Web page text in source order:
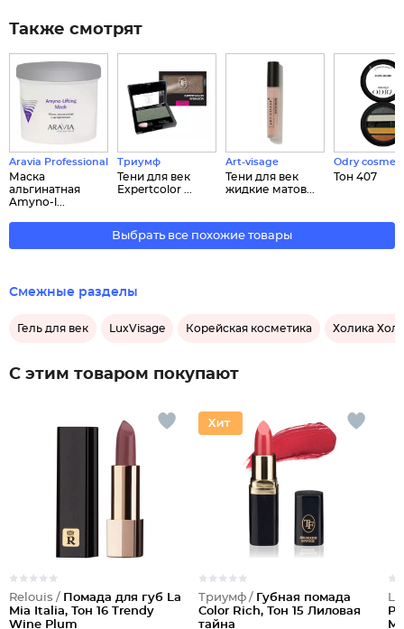
Также смотрят
Aravia Professional
Маска
альгинатная
Amyno-l...
Триумф
Тени для век
Expertcolor ...
Art-visage
Тени для век
жидкие матов...
Odry
Тон 407
Выбрать все похожие товары
Смежные разделы
Гель для век LuxVisage Корейская косметика Холика
С этим товаром покупают
Relouis / Помада для губ La
Mia Italia, Тон 16 Trendy
Wine Plum
Триумф / Губная помада
Color Rich, Тон 15 Лиловая
тайна